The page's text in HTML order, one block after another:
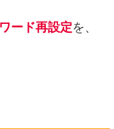
ード再設定を、